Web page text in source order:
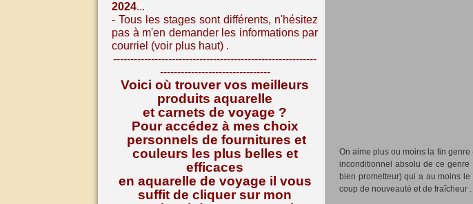
2024...
- Tous les stages sont différents, n'hésitez
pas à m'en demander les informations par
courriel (voir plus haut) .
-----------------------------------------------------------
--------------------------------
Voici où trouver vos meilleurs
produits aquarelle
et carnets de voyage ?
Pour accédez à mes choix
personnels de fournitures et
couleurs les plus belles et
efficaces
en aquarelle de voyage il vous
suffit de cliquer sur mon
On aime plus ou moins la fin
inconditionnel absolu de ce
bien prometteur) qui a au moins
coup de nouveauté et de fraîcheur .